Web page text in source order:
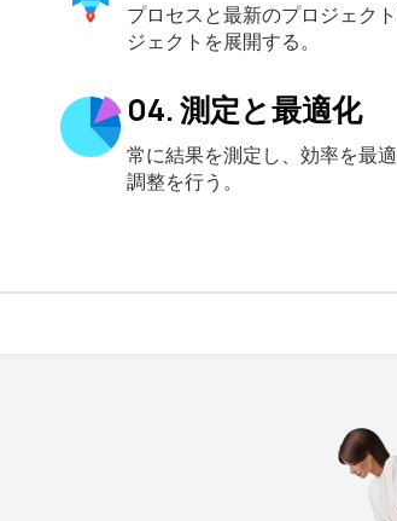
プロセスと最新のプロジェク
ジェクトを展開する。
04. 測定と最適化
常に結果を測定し、効率を最
調整を行う。